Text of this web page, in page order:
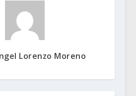
Lorenzo Moreno